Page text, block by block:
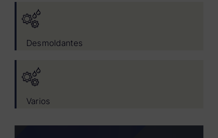
Desmoldantes
Varios